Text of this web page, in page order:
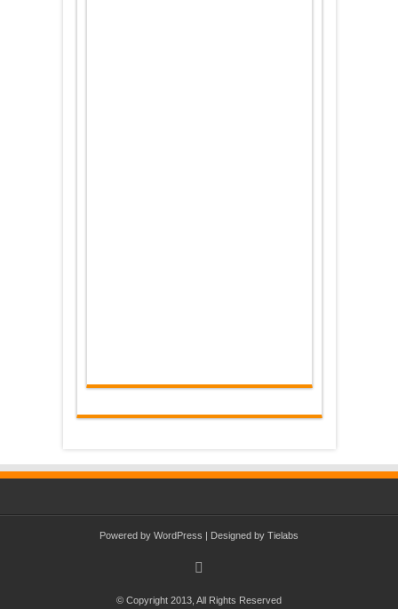
Powered by WordPress | Designed by Tielabs
© Copyright 2013, All Rights Reserved